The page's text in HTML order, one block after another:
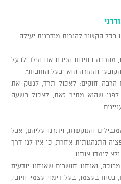
בכל הקשור להורות מודרנית יעילה.
מהרבה בחינות הפכנו את הילד לבעל
וההורה הוא "בעל החובות".
הרבה חוקים: לאכול תרד, לנשק את
לפני שהוא מתיר זאת, לאכול בשעה
והנוקשות, ויתרנו עליהם, אבל
התנהגותית אחרת, כי אין לנו דרך
לימדו אותנו.
ואנחנו חושבים שאנחנו יודעים
בעצמו, בעל דימוי עצמי חיובי,